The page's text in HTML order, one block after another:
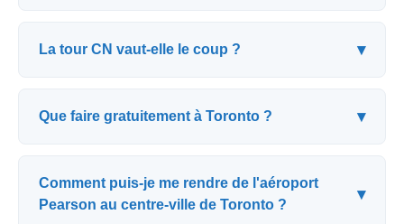
La tour CN vaut-elle le coup ? ▾
Que faire gratuitement à Toronto ? ▾
Comment puis-je me rendre de l'aéroport
Pearson au centre-ville de Toronto ?
▾